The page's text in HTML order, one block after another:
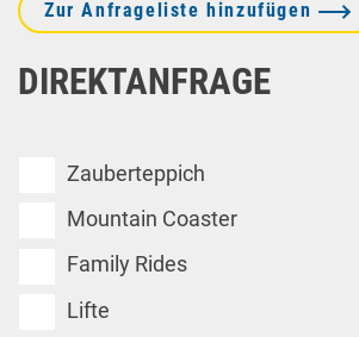
DIREKTANFRAGE
Zur Anfrageliste hinzufügen
Zauberteppich
Mountain Coaster
Family Rides
Lifte